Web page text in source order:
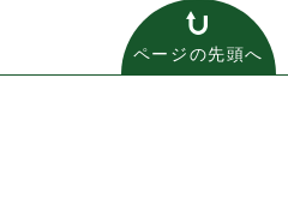
ページの先頭へ